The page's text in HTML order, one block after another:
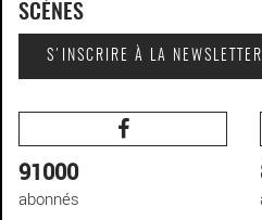
SCÈNES
S'INSCRIRE À LA NEWSLETTER
91000
abonnés